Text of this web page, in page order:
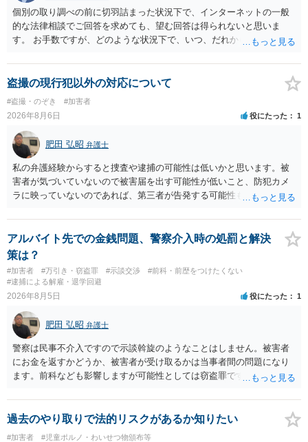
個別の取り調べの前に切羽詰まった状況下で、インターネットの一般
的な法律相談でご回答を求めても、望む回答は得られないと思いま
す。 お手数ですが、どのような状況下で、いつ、だれからどのような
の程度だと聞いているのかということについて、お近くで詳細な法律
相談を受けられたうえで対処方法を探された方がよいと思われます。
一般論でいえば、任意取り調べの場合、ＩＣレコーダーを持参して取
り調べ内容を録音することは必須だと考えます。
盗撮の現行犯以外の対応について
#盗撮・のぞき #加害者
2026年8月6日 役にたった 1
肥田 弘昭 弁護士
私の弁護経験からすると捜査や逮捕の可能性は低いかと思います。被
害者が気づいていないので被害届を出す可能性が低いこと、防犯カメ
ラに映っていないのであれば、第三者が告発する可能性も低いこと、
座る女性を盗撮(全体像写真1枚と5秒程度の動画)してしまいました。下
着や胸など強調したものではありません。」とありますが、少なくと
も捜査段階では性的姿態等撮影罪の被疑事実で逮捕勾留されるケース
が私の弁護経験では多くなった印象です（最終的には不起訴ないし各
都道府県の迷惑防止条例違反になることもあります）。2度としないこ
とをお勧めいたします。ご参考にしてください。
アルバイト先での金銭問題、警察介入時の処罰と解決
策は？
#加害者 #万引き・窃盗罪 #示談交渉
#前科・前歴をつけたくない
#逮捕による解雇・退学回避
2026年8月5日 役にたった 1
肥田 弘昭 弁護士
警察は民事不介入ですので示談斡旋のようなことはしません。被害者
にお金を返すかどうか、被害者が受け取るかは当事者間の問題になり
ます。前科なども影響しますが可能性としては窃盗罪ですので、逮捕
過去のやり取りで法的リスクがあるか知りたい
#加害者 #児童ポルノ・わいせつ物頒布等